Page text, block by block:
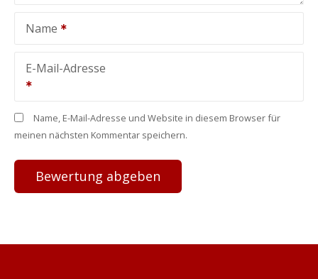
Name
E-Mail-Adresse
Name, E-Mail-Adresse und Website in diesem Browser für
meinen nächsten Kommentar speichern.